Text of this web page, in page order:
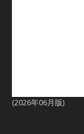
(2026年06月版)